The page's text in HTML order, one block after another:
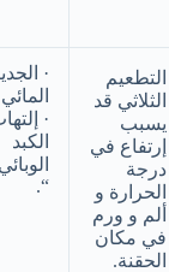
التطعيم
الثلاثي قد
يسبب
إرتفاع في
درجة
الحرارة و
ألم و ورم
في مكان
الحقنة.
·
·
الكبد
“.